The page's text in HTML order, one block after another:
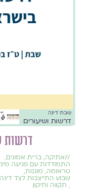
שבת דינה
דרשות ושיעורים
דרשות
//אתיקה, ברית אמונים,
התמודדות עם פגיעה
טראומה, מוגנות,
שבוע התייצבות לצד דינה
, תקווה ותיקון